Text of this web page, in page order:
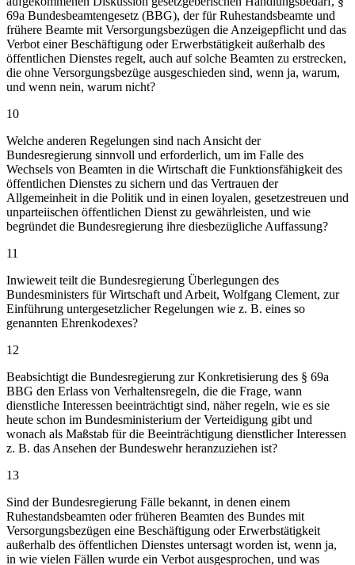
69a Bundesbeamtengesetz (BBG), der für Ruhestandsbeamte und
frühere Beamte mit Versorgungsbezügen die Anzeigepflicht und das
Verbot einer Beschäftigung oder Erwerbstätigkeit außerhalb des
öffentlichen Dienstes regelt, auch auf solche Beamten zu erstrecken,
die ohne Versorgungsbezüge ausgeschieden sind, wenn ja, warum,
und wenn nein, warum nicht?
10
Welche anderen Regelungen sind nach Ansicht der
Bundesregierung sinnvoll und erforderlich, um im Falle des
Wechsels von Beamten in die Wirtschaft die Funktionsfähigkeit des
öffentlichen Dienstes zu sichern und das Vertrauen der
Allgemeinheit in die Politik und in einen loyalen, gesetzestreuen und
unparteiischen öffentlichen Dienst zu gewährleisten, und wie
begründet die Bundesregierung ihre diesbezügliche Auffassung?
11
Inwieweit teilt die Bundesregierung Überlegungen des
Bundesministers für Wirtschaft und Arbeit, Wolfgang Clement, zur
Einführung untergesetzlicher Regelungen wie z. B. eines so
genannten Ehrenkodexes?
12
Beabsichtigt die Bundesregierung zur Konkretisierung des § 69a
BBG den Erlass von Verhaltensregeln, die die Frage, wann
dienstliche Interessen beeinträchtigt sind, näher regeln, wie es sie
heute schon im Bundesministerium der Verteidigung gibt und
wonach als Maßstab für die Beeinträchtigung dienstlicher Interessen
z. B. das Ansehen der Bundeswehr heranzuziehen ist?
13
Sind der Bundesregierung Fälle bekannt, in denen einem
Ruhestandsbeamten oder früheren Beamten des Bundes mit
Versorgungsbezügen eine Beschäftigung oder Erwerbstätigkeit
außerhalb des öffentlichen Dienstes untersagt worden ist, wenn ja,
in wie vielen Fällen wurde ein Verbot ausgesprochen, und was